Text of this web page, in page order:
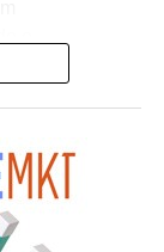
da abertura
trazer um
adicionando
ao Bob’s